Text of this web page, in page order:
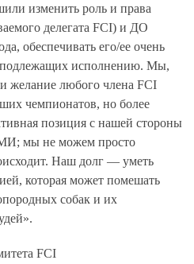
изменить роль и права
делегата FCI) и ДО
обеспечивать его/ее очень
подлежащих исполнению. Мы,
желание любого члена FCI
чемпионатов, но более
позиция с нашей стороны
мы не можем просто
Наш долг — уметь
которая может помешать
собак и их
FCI